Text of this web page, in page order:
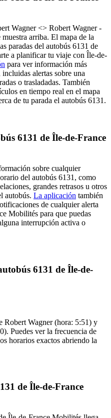
Wagner <>︎ Robert Wagner -
arriba. El mapa de la
paradas del autobús 6131 de
a planificar tu viaje con Île-de-
para ver información más
alertas sobre una
o trasladadas. También
en tiempo real en el mapa
de tu parada el autobús 6131.
6131 de Île-de-France
sobre cualquier
del autobús 6131, como
grandes retrasos u otros
autobús. La aplicación también
de cualquier alerta
Mobilités para que puedas
interrupción activa o
6131 de Île-de-
Robert Wagner (hora: 5:51) y
Puedes ver la frecuencia de
horarios exactos abriendo la
de Île-de-France